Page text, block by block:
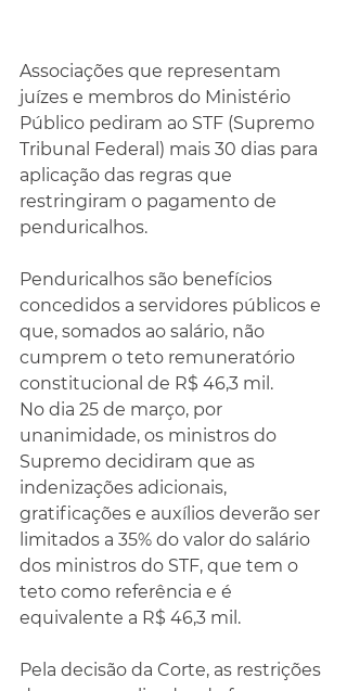
Associações que representam
juízes e membros do Ministério
Público pediram ao STF (Supremo
Tribunal Federal) mais 30 dias para
aplicação das regras que
restringiram o pagamento de
penduricalhos.
Penduricalhos são benefícios
concedidos a servidores públicos e
que, somados ao salário, não
cumprem o teto remuneratório
constitucional de R$ 46,3 mil.
No dia 25 de março, por
unanimidade, os ministros do
Supremo decidiram que as
indenizações adicionais,
gratificações e auxílios deverão ser
limitados a 35% do valor do salário
dos ministros do STF, que tem o
teto como referência e é
equivalente a R$ 46,3 mil.
Pela decisão da Corte, as restrições